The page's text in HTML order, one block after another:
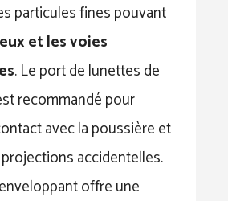
particules fines pouvant
et les voies
. Le port de lunettes de
recommandé pour
avec la poussière et
accidentelles.
offre une